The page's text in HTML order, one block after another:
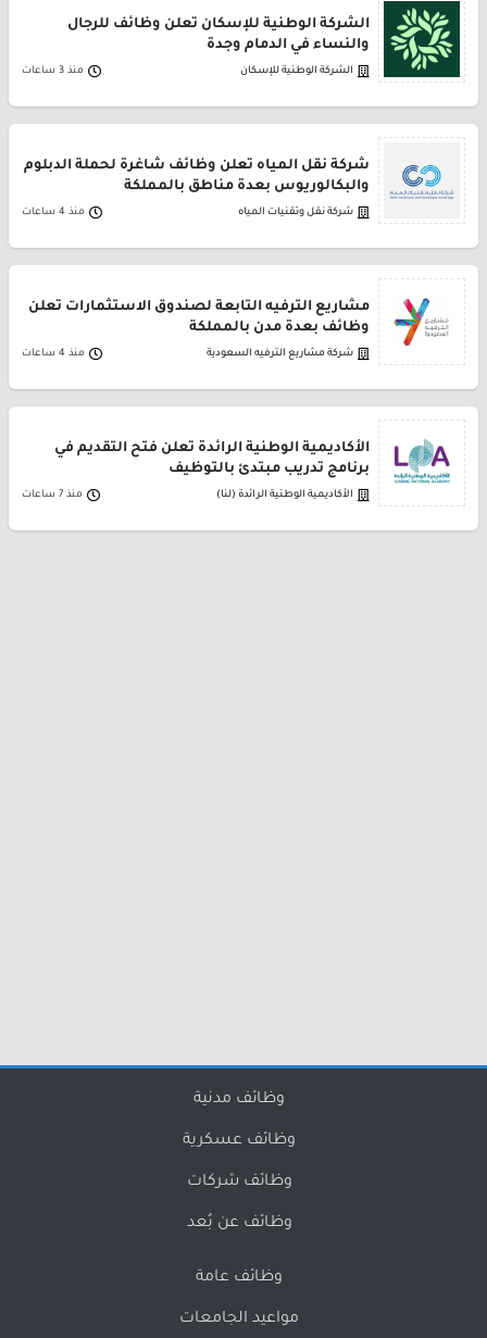
الشركة الوطنية للإسكان تعلن وظائف للرجال
والنساء في الدمام وجدة
الشركة الوطنية للإسكان منذ 3 ساعات
شركة نقل المياه تعلن وظائف شاغرة لحملة الدبلوم
والبكالوريوس بعدة مناطق بالمملكة
شركة نقل وتقنيات المياه منذ 4 ساعات
مشاريع الترفيه التابعة لصندوق الاستثمارات تعلن
وظائف بعدة مدن بالمملكة
شركة مشاريع الترفيه السعودية منذ 4 ساعات
الأكاديمية الوطنية الرائدة تعلن فتح التقديم في
برنامج تدريب مبتدئ بالتوظيف
الأكاديمية الوطنية الرائدة (لنا) منذ 7 ساعات
وظائف مدنية
وظائف عسكرية
وظائف شركات
وظائف عن بُعد
وظائف عامة
مواعيد الجامعات